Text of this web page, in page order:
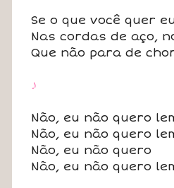
Se o que você quer
Nas cordas de aço,
Que não para de
♪
Não, eu não quero
Não, eu não quero
Não, eu não quero
Não, eu não quero